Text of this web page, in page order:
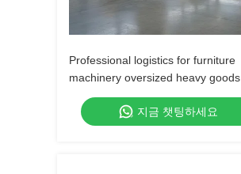
Professional logistics for furniture
machinery oversized heavy goods
지금 챗팅하세요